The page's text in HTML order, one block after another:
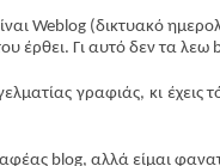
Weblog (δικτυακό
έρθει. Γι αυτό δεν τα λεω
γραφιάς, κι
blog, αλλά είμαι